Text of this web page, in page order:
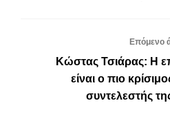
Επόμενο
Κώστας Τσιάρας: Η
είναι ο πιο
συντελεστής